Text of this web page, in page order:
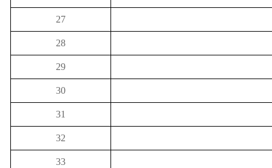
27
28
29
30
31
32
33